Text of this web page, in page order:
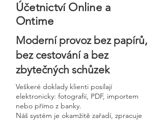
Účetnictví Online a
Ontime
Moderní provoz bez papírů,
bez cestování a bez
zbytečných schůzek
Veškeré doklady klienti posílají
elektronicky: fotografií, PDF, importem
nebo přímo z banky.
Náš systém je okamžitě zařadí, zpracuje